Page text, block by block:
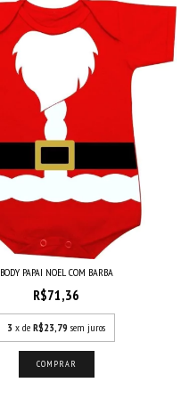
BODY PAPAI NOEL COM BARBA
R$71,36
3 x de R$23,79 sem juros
COMPRAR